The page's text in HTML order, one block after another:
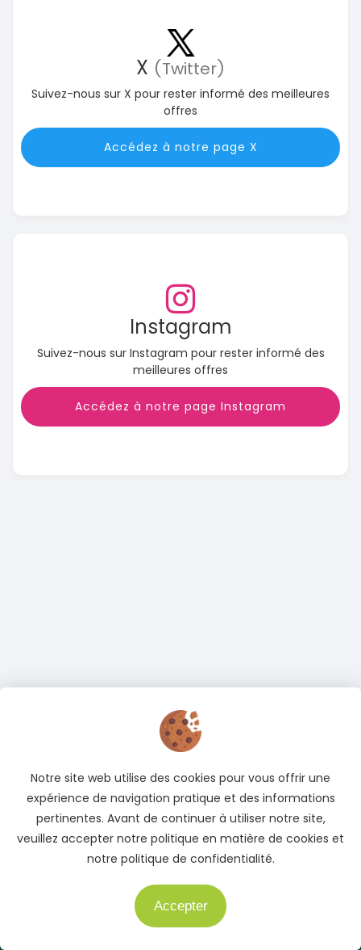
X (Twitter)
Suivez-nous sur X pour rester informé des meilleures
offres
Accédez à notre page X
Instagram
Suivez-nous sur Instagram pour rester informé des
meilleures offres
Accédez à notre page Instagram
Notre site web utilise des cookies pour vous offrir une
expérience de navigation pratique et des informations
pertinentes. Avant de continuer à utiliser notre site,
veuillez accepter notre politique en matière de cookies et
notre politique de confidentialité.
Accepter